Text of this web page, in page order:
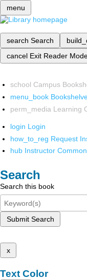
menu
search Search
cancel Exit Reader
school Campus
menu_book
perm_media Learning
login Login
how_to_reg Request
hub Instructor
Search
Search this book
Submit Search
x
Text Color